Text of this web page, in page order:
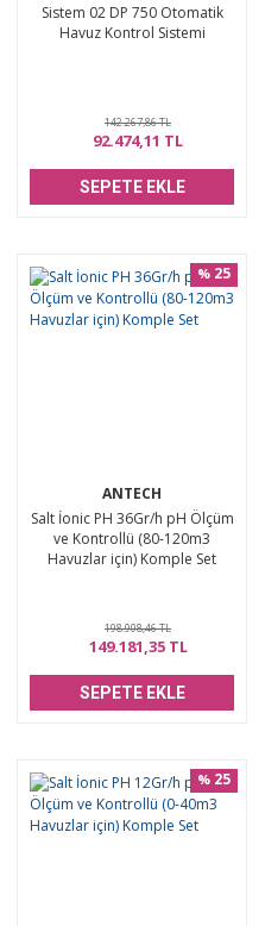
Sistem 02 DP 750 Otomatik
Havuz Kontrol Sistemi
142.267,86 TL
92.474,11 TL
SEPETE EKLE
ANTECH
Salt İonic PH 36Gr/h pH Ölçüm
ve Kontrollü (80-120m3
Havuzlar için) Komple Set
% 25
198.908,46 TL
149.181,35 TL
SEPETE EKLE
% 25